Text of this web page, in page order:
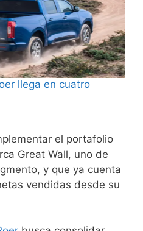
llega en cuatro
el portafolio
Great Wall, uno de
y que ya cuenta
vendidas desde su